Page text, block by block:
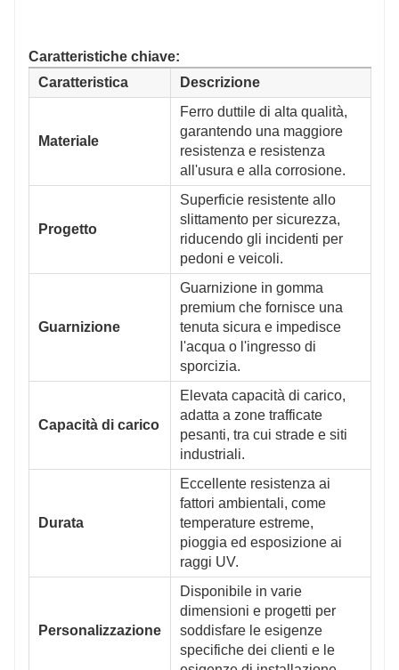
Caratteristiche chiave:
Caratteristica
Descrizione
Materiale
Ferro duttile di alta qualità,
garantendo una maggiore
resistenza e resistenza
all'usura e alla corrosione.
Progetto
Superficie resistente allo
slittamento per sicurezza,
riducendo gli incidenti per
pedoni e veicoli.
Guarnizione
Guarnizione in gomma
premium che fornisce una
tenuta sicura e impedisce
l'acqua o l'ingresso di
sporcizia.
Capacità di carico
Elevata capacità di carico,
adatta a zone trafficate
pesanti, tra cui strade e siti
industriali.
Durata
Eccellente resistenza ai
fattori ambientali, come
temperature estreme,
pioggia ed esposizione ai
raggi UV.
Personalizzazione
Disponibile in varie
dimensioni e progetti per
soddisfare le esigenze
specifiche dei clienti e le